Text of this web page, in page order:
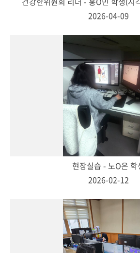
2026-04-09
현장실습 - 노O은 학
2026-02-12